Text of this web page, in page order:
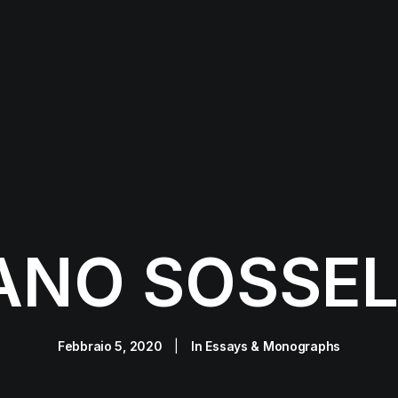
Febbraio 5, 2020 In Essays & Monographs